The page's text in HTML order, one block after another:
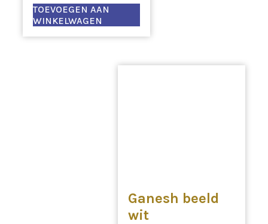
TOEVOEGEN AAN
WINKELWAGEN
Ganesh beeld
wit